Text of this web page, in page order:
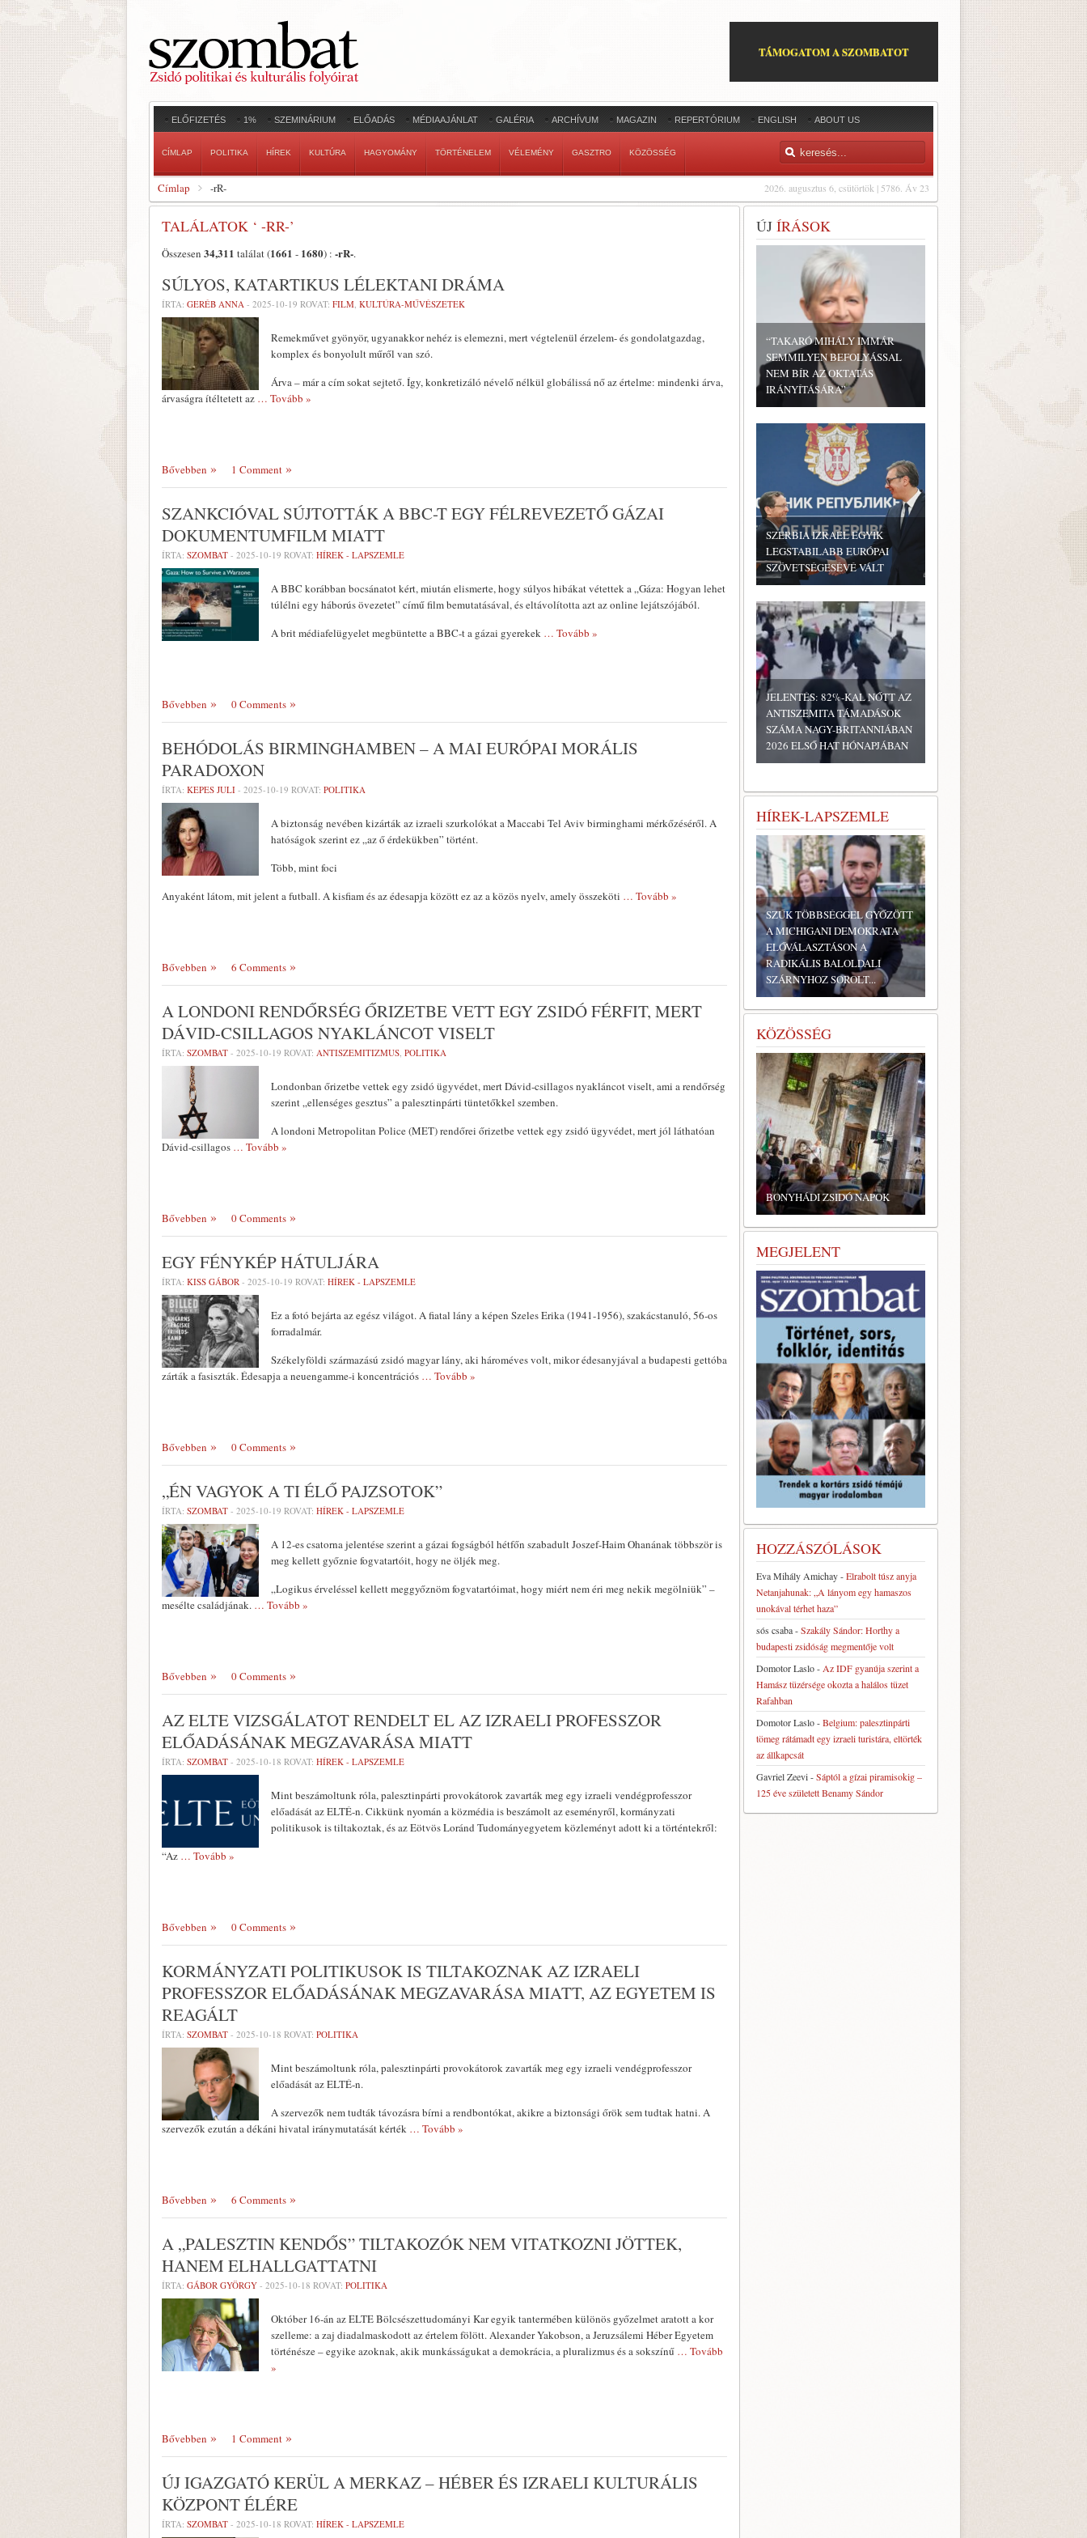
TÁMOGATOM A SZOMBATOT
ELŐFIZETÉS 1% SZEMINÁRIUM ELŐADÁS MÉDIAAJÁNLAT GALÉRIA ARCHÍVUM MAGAZIN REPERTÓRIUM ENGLISH ABOUT US
CÍMLAP POLITIKA HÍREK KULTÚRA HAGYOMÁNY TÖRTÉNELEM VÉLEMÉNY GASZTRO KÖZÖSSÉG
2026. augusztus 6, csütörtök | 5786. Áv 23
Címlap -rR-
TALÁLATOK ‘ -RR-’
Összesen 34,311 találat (1661 - 1680) : -rR-.
SÚLYOS, KATARTIKUS LÉLEKTANI DRÁMA
ÍRTA: GERÉB ANNA - 2025-10-19 ROVAT: FILM, KULTÚRA-MŰVÉSZETEK
Remekművet gyönyör, ugyanakkor nehéz is elemezni, mert végtelenül érzelem- és gondolatgazdag,
komplex és bonyolult műről van szó.
Árva – már a cím sokat sejtető. Így, konkretizáló névelő nélkül globálissá nő az értelme: mindenki árva,
árvaságra ítéltetett az … Tovább »
Bővebben 1 Comment
SZANKCIÓVAL SÚJTOTTÁK A BBC-T EGY FÉLREVEZETŐ GÁZAI
DOKUMENTUMFILM MIATT
ÍRTA: SZOMBAT - 2025-10-19 ROVAT: HÍREK - LAPSZEMLE
A BBC korábban bocsánatot kért, miután elismerte, hogy súlyos hibákat vétettek a „Gáza: Hogyan lehet
túlélni egy háborús övezetet” című film bemutatásával, és eltávolította azt az online lejátszójából.
A brit médiafelügyelet megbüntette a BBC-t a gázai gyerekek … Tovább »
Bővebben 0 Comments
BEHÓDOLÁS BIRMINGHAMBEN – A MAI EURÓPAI MORÁLIS
PARADOXON
ÍRTA: KEPES JULI - 2025-10-19 ROVAT: POLITIKA
A biztonság nevében kizárták az izraeli szurkolókat a Maccabi Tel Aviv birminghami mérkőzéséről. A
hatóságok szerint ez „az ő érdekükben” történt.
Több, mint foci
Anyaként látom, mit jelent a futball. A kisfiam és az édesapja között ez az a közös nyelv, amely összeköti … Tovább »
Bővebben 6 Comments
A LONDONI RENDŐRSÉG ŐRIZETBE VETT EGY ZSIDÓ FÉRFIT, MERT
DÁVID-CSILLAGOS NYAKLÁNCOT VISELT
ÍRTA: SZOMBAT - 2025-10-19 ROVAT: ANTISZEMITIZMUS, POLITIKA
Londonban őrizetbe vettek egy zsidó ügyvédet, mert Dávid-csillagos nyakláncot viselt, ami a rendőrség
szerint „ellenséges gesztus” a palesztinpárti tüntetőkkel szemben.
A londoni Metropolitan Police (MET) rendőrei őrizetbe vettek egy zsidó ügyvédet, mert jól láthatóan
Dávid-csillagos … Tovább »
Bővebben 0 Comments
EGY FÉNYKÉP HÁTULJÁRA
ÍRTA: KISS GÁBOR - 2025-10-19 ROVAT: HÍREK - LAPSZEMLE
Ez a fotó bejárta az egész világot. A fiatal lány a képen Szeles Erika (1941-1956), szakácstanuló, 56-os
forradalmár.
Székelyföldi származású zsidó magyar lány, aki hároméves volt, mikor édesanyjával a budapesti gettóba
zárták a fasiszták. Édesapja a neuengamme-i koncentrációs … Tovább »
Bővebben 0 Comments
„ÉN VAGYOK A TI ÉLŐ PAJZSOTOK”
ÍRTA: SZOMBAT - 2025-10-19 ROVAT: HÍREK - LAPSZEMLE
A 12-es csatorna jelentése szerint a gázai fogságból hétfőn szabadult Joszef-Haim Ohanának többször is
meg kellett győznie fogvatartóit, hogy ne öljék meg.
„Logikus érveléssel kellett meggyőznöm fogvatartóimat, hogy miért nem éri meg nekik megölniük” –
mesélte családjának. … Tovább »
Bővebben 0 Comments
AZ ELTE VIZSGÁLATOT RENDELT EL AZ IZRAELI PROFESSZOR
ELŐADÁSÁNAK MEGZAVARÁSA MIATT
ÍRTA: SZOMBAT - 2025-10-18 ROVAT: HÍREK - LAPSZEMLE
Mint beszámoltunk róla, palesztinpárti provokátorok zavarták meg egy izraeli vendégprofesszor
előadását az ELTÉ-n. Cikkünk nyomán a közmédia is beszámolt az eseményről, kormányzati
politikusok is tiltakoztak, és az Eötvös Loránd Tudományegyetem közleményt adott ki a történtekről:
“Az … Tovább »
Bővebben 0 Comments
KORMÁNYZATI POLITIKUSOK IS TILTAKOZNAK AZ IZRAELI
PROFESSZOR ELŐADÁSÁNAK MEGZAVARÁSA MIATT, AZ EGYETEM IS
REAGÁLT
ÍRTA: SZOMBAT - 2025-10-18 ROVAT: POLITIKA
Mint beszámoltunk róla, palesztinpárti provokátorok zavarták meg egy izraeli vendégprofesszor
előadását az ELTÉ-n.
A szervezők nem tudták távozásra bírni a rendbontókat, akikre a biztonsági őrök sem tudtak hatni. A
szervezők ezután a dékáni hivatal iránymutatását kérték … Tovább »
Bővebben 6 Comments
A „PALESZTIN KENDŐS” TILTAKOZÓK NEM VITATKOZNI JÖTTEK,
HANEM ELHALLGATTATNI
ÍRTA: GÁBOR GYÖRGY - 2025-10-18 ROVAT: POLITIKA
Október 16-án az ELTE Bölcsészettudományi Kar egyik tantermében különös győzelmet aratott a kor
szelleme: a zaj diadalmaskodott az értelem fölött. Alexander Yakobson, a Jeruzsálemi Héber Egyetem
történésze – egyike azoknak, akik munkásságukat a demokrácia, a pluralizmus és a sokszínű … Tovább
»
Bővebben 1 Comment
ÚJ IGAZGATÓ KERÜL A MERKAZ – HÉBER ÉS IZRAELI KULTURÁLIS
KÖZPONT ÉLÉRE
ÍRTA: SZOMBAT - 2025-10-18 ROVAT: HÍREK - LAPSZEMLE
ÚJ ÍRÁSOK
“TAKARÓ MIHÁLY IMMÁR
SEMMILYEN BEFOLYÁSSAL
NEM BÍR AZ OKTATÁS
IRÁNYÍTÁSÁRA”
SZERBIA IZRAEL EGYIK
LEGSTABILABB EURÓPAI
SZÖVETSÉGESÉVÉ VÁLT
JELENTÉS: 82%-KAL NŐTT AZ
ANTISZEMITA TÁMADÁSOK
SZÁMA NAGY-BRITANNIÁBAN
2026 ELSŐ HAT HÓNAPJÁBAN
HÍREK-LAPSZEMLE
SZŰK TÖBBSÉGGEL GYŐZÖTT
A MICHIGANI DEMOKRATA
ELŐVÁLASZTÁSON A
RADIKÁLIS BALOLDALI
SZÁRNYHOZ SOROLT...
KÖZÖSSÉG
BONYHÁDI ZSIDÓ NAPOK
ZSIDÓ GASZTRONÓMIAI
TALÁLKOZÓ A BONYHÁDI
ZSINAGÓGÁBAN
MEGJELENT
HOZZÁSZÓLÁSOK
Eva Mihály Amichay-Elrabolt túsz anyja
Netanjahunak: „A lányom egy hamaszos
unokával térhet haza”
sós csaba-Szakály Sándor: Horthy a
budapesti zsidóság megmentője volt
Domotor Laslo- Az IDF gyanúja szerint a
Hamász tüzérsége okozta a halálos tüzet
Rafahban
Domotor Laslo-Belgium: palesztinpárti
tömeg rátámadt egy izraeli turistára, eltörték
az állkapcsát
Gavriel Zeevi-Sáptól a gízai piramisokig –
125 éve született Benamy Sándor